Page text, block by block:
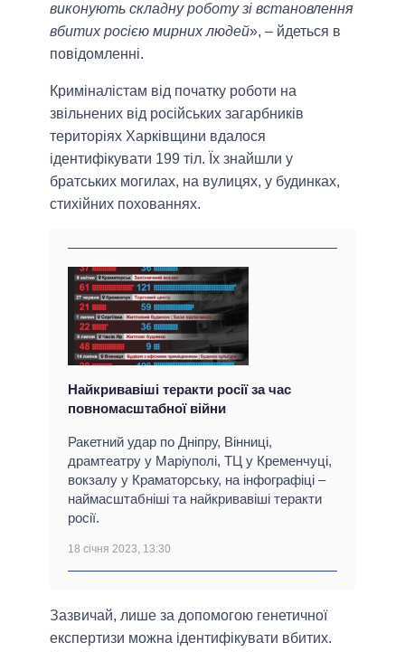
виконують складну роботу зі встановлення
вбитих росією мирних людей», – йдеться в
повідомленні.
Криміналістам від початку роботи на
звільнених від російських загарбників
територіях Харківщини вдалося
ідентифікувати 199 тіл. Їх знайшли у
братських могилах, на вулицях, у будинках,
стихійних похованнях.
Найкривавіші теракти росії за час
повномасштабної війни
Ракетний удар по Дніпру, Вінниці,
драмтеатру у Маріуполі, ТЦ у Кременчуці,
вокзалу у Краматорську, на інфографіці –
наймасштабніші та найкривавіші теракти
росії.
18 січня 2023, 13:30
Зазвичай, лише за допомогою генетичної
експертизи можна ідентифікувати вбитих.